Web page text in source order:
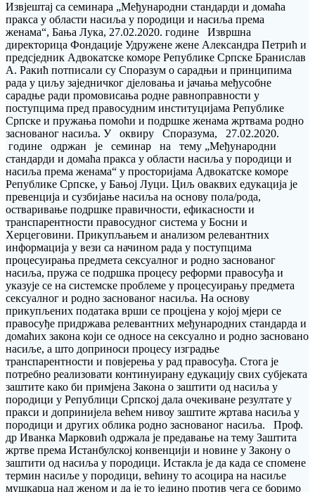
Извјештај са семинара „Међународни стандарди и домаћа
пракса у области насиља у породици и насиља према
женама“, Бања Лука, 27.02.2020. године Извршна
директорица Фондације Удружене жене Александра Петрић и
предсједник Адвокатске коморе Републике Српске Бранислав
А. Ракић потписали су Споразум о сарадњи и принципима
рада у циљу заједничког дјеловања и јачања међусобне
сарадње ради промовисања родне равноправности у
поступцима пред правосудним институцијама Републике
Српске и пружања помоћи и подршке женама жртвама родно
заснованог насиља. У оквиру Споразума, 27.02.2020.
године одржан је семинар на тему „Међународни
стандарди и домаћа пракса у области насиља у породици и
насиља према женама“ у просторијама Адвокатске коморе
Републике Српске, у Бањој Луци. Циљ оваквих едукација је
превенција и сузбијање насиља на основу пола/рода,
остваривање подршке правичности, ефикасности и
транспарентности правосудног система у Босни и
Херцеговини. Прикупљањем и анализом релевантних
информација у вези са начином рада у поступцима
процесуирања предмета сексуалног и родно заснованог
насиља, пружа се подршка процесу реформи правосуђа и
указује се на системске проблеме у процесуирању предмета
сексуалног и родно заснованог насиља. На основу
прикупљених података врши се процјена у којој мјери се
правосуђе придржава релевантних међународних стандарда и
домаћих закона који се односе на сексуално и родно засновано
насиље, а што доприноси процесу изградње
транспарентности и повјерења у рад правосуђа. Стога је
потребно реализовати континуирану едукацију свих субјеката
заштите како би примјена Закона о заштити од насиља у
породици у Републици Српској дала очекиване резултате у
пракси и допринијела већем нивоу заштите жртава насиља у
породици и других облика родно заснованог насиља. Проф.
др Иванка Марковић одржала је предавање на тему Заштита
жртве према Истанбулској конвенцији и новине у Закону о
заштити од насиља у породици. Истакла је да када се спомене
термин насиље у породици, већину то асоцира на насиље
мушкарца над женом и да је то једино против чега се боримо